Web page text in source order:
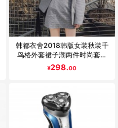
韩都衣舍2018韩版女装秋装千
鸟格外套裙子潮两件时尚套装
EK8819
¥298.00